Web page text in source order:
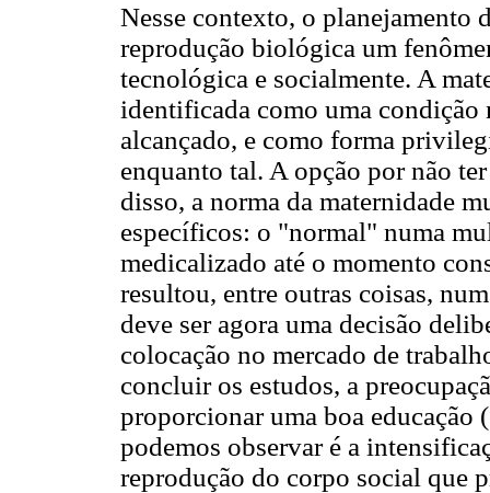
Nesse contexto, o planejamento
reprodução biológica um
tecnológica e socialmente. A
identificada como uma
alcançado, e como forma
enquanto tal. A opção por não
disso, a norma da maternidade
específicos: o "normal" numa
medicalizado até o momento
resultou, entre outras coisas,
deve ser agora uma decisão
colocação no mercado de
concluir os estudos, a
proporcionar uma boa educação
podemos observar é a
reprodução do corpo social que